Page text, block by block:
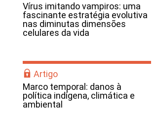
Vírus imitando vampiros: uma
fascinante estratégia evolutiva
nas diminutas dimensões
celulares da vida
Artigo
Marco temporal: danos à
política indígena, climática e
ambiental